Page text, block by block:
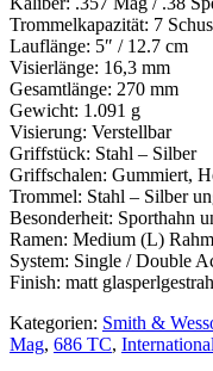
Trommelkapazität: 7
Lauflänge: 5″ / 12.7 cm
Visierlänge: 16,3 mm
Gesamtlänge: 270 mm
Gewicht: 1.091 g
Visierung: Verstellbar
Griffstück: Stahl – Silber
Griffschalen: Gummiert,
Trommel: Stahl – Silber
Besonderheit: Sporthahn
Ramen: Medium (L)
System: Single / Double
Finish: matt
Kategorien: Smith &
Mag, 686 TC, International